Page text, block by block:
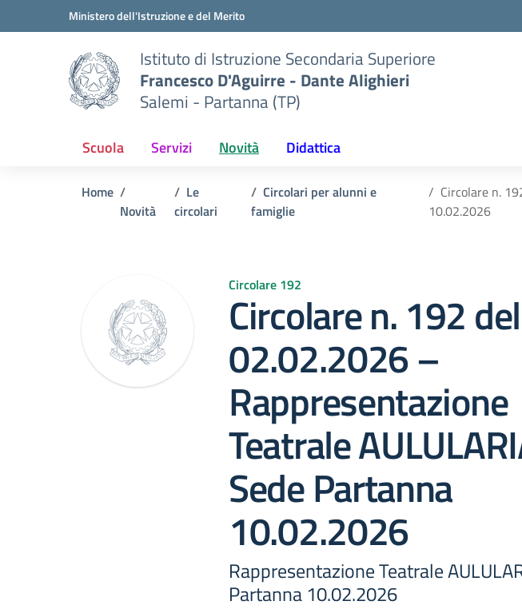
Vai ai contenuti
Vai al menu di navigazioneMinistero dell'Istruzione e del Merito
Istituto di Istruzione Secondaria Superiore
Francesco D'Aguirre - Dante Alighieri
Salemi - Partanna (TP)
Scuola Servizi Novità Didattica
Home
Novità
Le
circolari
Circolari per alunni e
famiglie
Circolare n.
10.02.2026
Circolare 192
Circolare n. 192 del
02.02.2026 –
Rappresentazione
Teatrale
Sede Partanna
10.02.2026
Rappresentazione Teatrale
Partanna 10.02.2026